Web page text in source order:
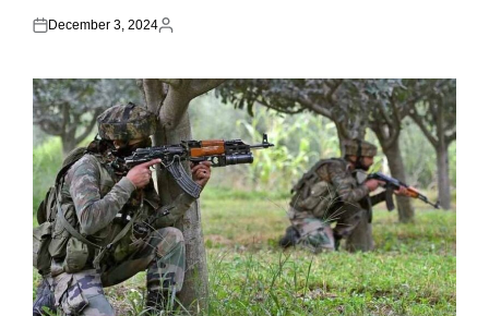
Posted
December 3, 2024
Posted